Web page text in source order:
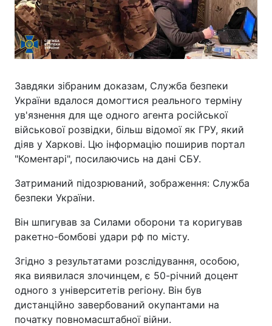
Завдяки зібраним доказам, Служба безпеки
України вдалося домогтися реального терміну
ув'язнення для ще одного агента російської
військової розвідки, більш відомої як ГРУ, який
діяв у Харкові. Цю інформацію поширив портал
"Коментарі", посилаючись на дані СБУ.
Затриманий підозрюваний, зображення: Служба
безпеки України.
Він шпигував за Силами оборони та коригував
ракетно-бомбові удари рф по місту.
Згідно з результатами розслідування, особою,
яка виявилася злочинцем, є 50-річний доцент
одного з університетів регіону. Він був
дистанційно завербований окупантами на
початку повномасштабної війни.